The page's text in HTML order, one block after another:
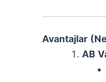
Avantajlar
AB